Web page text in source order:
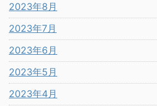
2023年8月
2023年7月
2023年6月
2023年5月
2023年4月